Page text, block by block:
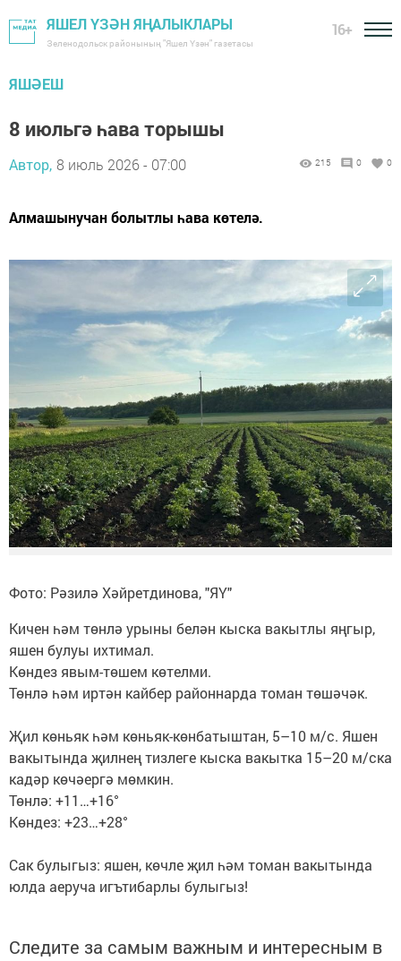
ЯШЕЛ ҮЗӘН ЯҢАЛЫКЛАРЫ
Зеленодольск районының "Яшел Үзән" газетасы
16+
ЯШӘЕШ
8 июльгә һава торышы
Автор, 8 июль 2026 - 07:00 215 0 0
Алмашынучан болытлы һава көтелә.
Фото: Рәзилә Хәйретдинова, "ЯҮ"
Кичен һәм төнлә урыны белән кыска вакытлы яңгыр,
яшен булуы ихтимал.
Көндез явым-төшем көтелми.
Төнлә һәм иртән кайбер районнарда томан төшәчәк.
Җил көньяк һәм көньяк-көнбатыштан, 5–10 м/с. Яшен
вакытында җилнең тизлеге кыска вакытка 15–20 м/ска
кадәр көчәергә мөмкин.
Төнлә: +11…+16°
Көндез: +23…+28°
Сак булыгыз: яшен, көчле җил һәм томан вакытында
юлда аеруча игътибарлы булыгыз!
Следите за самым важным и интересным в